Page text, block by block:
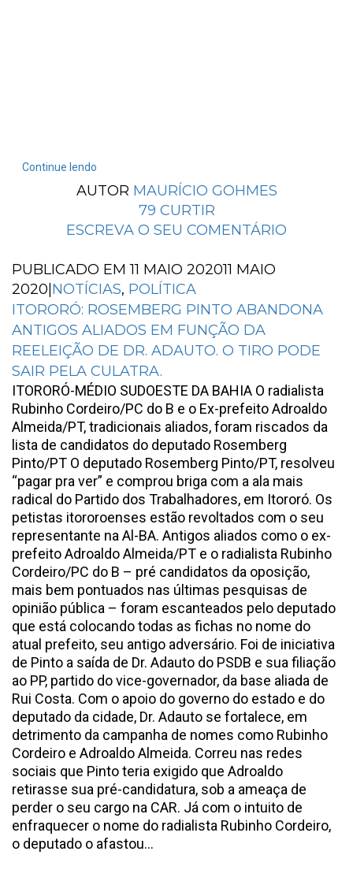
Continue lendo
AUTOR MAURÍCIO GOHMES
79 CURTIR
ESCREVA O SEU COMENTÁRIO
PUBLICADO EM11 MAIO 202011 MAIO
2020 NOTÍCIAS, POLÍTICA
ITORORÓ: ROSEMBERG PINTO ABANDONA
ANTIGOS ALIADOS EM FUNÇÃO DA
REELEIÇÃO DE DR. ADAUTO. O TIRO PODE
SAIR PELA CULATRA.
ITORORÓ-MÉDIO SUDOESTE DA BAHIA O radialista
Rubinho Cordeiro/PC do B e o Ex-prefeito Adroaldo
Almeida/PT, tradicionais aliados, foram riscados da
lista de candidatos do deputado Rosemberg
Pinto/PT O deputado Rosemberg Pinto/PT, resolveu
“pagar pra ver” e comprou briga com a ala mais
radical do Partido dos Trabalhadores, em Itororó. Os
petistas itororoenses estão revoltados com o seu
representante na Al-BA. Antigos aliados como o ex-
prefeito Adroaldo Almeida/PT e o radialista Rubinho
Cordeiro/PC do B – pré candidatos da oposição,
mais bem pontuados nas últimas pesquisas de
opinião pública – foram escanteados pelo deputado
que está colocando todas as fichas no nome do
atual prefeito, seu antigo adversário. Foi de iniciativa
de Pinto a saída de Dr. Adauto do PSDB e sua filiação
ao PP, partido do vice-governador, da base aliada de
Rui Costa. Com o apoio do governo do estado e do
deputado da cidade, Dr. Adauto se fortalece, em
detrimento da campanha de nomes como Rubinho
Cordeiro e Adroaldo Almeida. Correu nas redes
sociais que Pinto teria exigido que Adroaldo
retirasse sua pré-candidatura, sob a ameaça de
perder o seu cargo na CAR. Já com o intuito de
enfraquecer o nome do radialista Rubinho Cordeiro,
o deputado o afastou...